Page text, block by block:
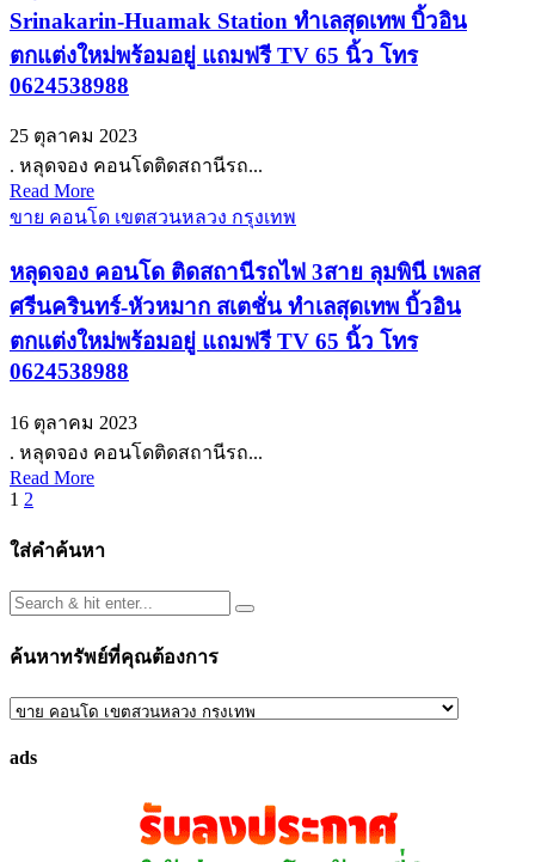
Srinakarin-Huamak Station ทำเลสุดเทพ บิ้วอิน
ตกแต่งใหม่พร้อมอยู่ แถมฟรี TV 65 นิ้ว โทร
0624538988
25 ตุลาคม 2023
. หลุดจอง คอนโดติดสถานีรถ...
Read More
ขาย คอนโด เขตสวนหลวง กรุงเทพ
หลุดจอง คอนโด ติดสถานีรถไฟ 3สาย ลุมพินี เพลส
ศรีนครินทร์-หัวหมาก สเตชั่น ทำเลสุดเทพ บิ้วอิน
ตกแต่งใหม่พร้อมอยู่ แถมฟรี TV 65 นิ้ว โทร
0624538988
16 ตุลาคม 2023
. หลุดจอง คอนโดติดสถานีรถ...
Read More
Posts
pagination
1 2
ใส่คำค้นหา
ค้นหาทรัพย์ที่คุณต้องการ
ค้นหา
ที่
ads